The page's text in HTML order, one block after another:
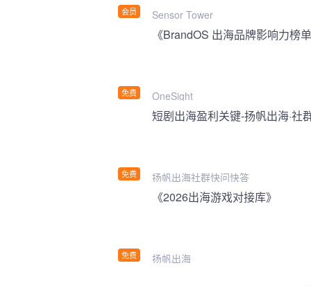
会员 Sensor Tower
免费
《BrandOS 出海品牌影响力榜
OneSight
免费
短剧出海盈利关键-扬帆出海·社
扬帆出海社群快问快答
免费
《2026出海游戏对接库》
扬帆出海